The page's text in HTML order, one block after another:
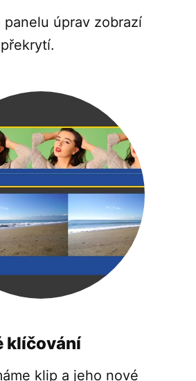
panelu úprav zobrazí
klíčování
klip a jeho nové